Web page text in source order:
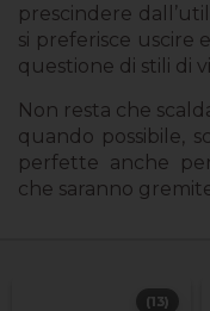
prescindere
si preferisce uscire
questione di stili di
Non resta che
quando possibile,
perfette anche
che saranno
(13)